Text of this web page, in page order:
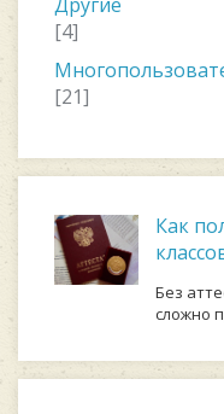
[4]
[21]
Как
Без
сложно